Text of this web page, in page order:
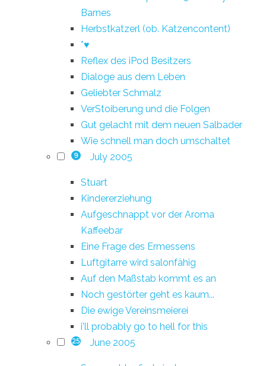
Barnes
Herbstkatzerl (ob. Katzencontent)
*♥
Reflex des iPod Besitzers
Dialoge aus dem Leben
Geliebter Schmalz
VerStoiberung und die Folgen
Gut gelacht mit dem neuen Salbader
Wie schnell man doch umschaltet
9 July 2005
Stuart
Kindererziehung
Aufgeschnappt vor der Aroma
Kaffeebar
Eine Frage des Ermessens
Luftgitarre wird salonfähig
Auf den Maßstab kommt es an
Noch gestörter geht es kaum...
Die ewige Vereinsmeierei
i'll probably go to hell for this
25 June 2005